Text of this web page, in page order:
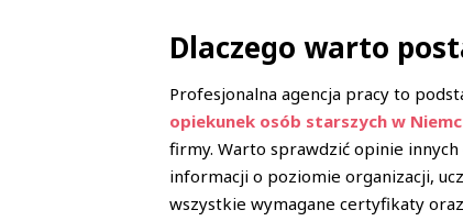
Dlaczego warto
Profesjonalna agencja pracy to
opiekunek osób starszych w
firmy. Warto sprawdzić opinie innych
informacji o poziomie organizacji,
wszystkie wymagane certyfikaty